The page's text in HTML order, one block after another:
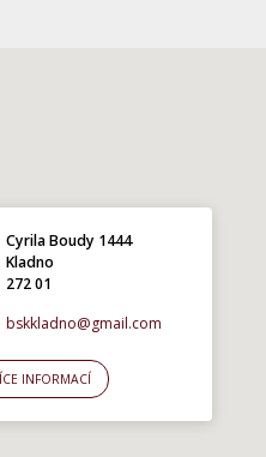
Cyrila Boudy 1444
Kladno
272 01
bskkladno@gmail.com
INFORMACÍ